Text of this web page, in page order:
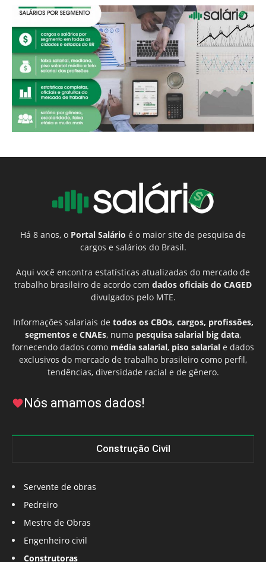
Há 8 anos, o Portal Salário é o maior site de pesquisa de
cargos e salários do Brasil.
Aqui você encontra estatísticas atualizadas do mercado de
trabalho brasileiro de acordo com dados oficiais do CAGED
divulgados pelo MTE.
Informações salariais de todos os CBOs, cargos, profissões,
segmentos e CNAEs, numa pesquisa salarial big data,
fornecendo dados como média salarial, piso salarial e dados
exclusivos do mercado de trabalho brasileiro como perfil,
tendências, diversidade racial e de gênero.
Nós amamos dados!
Construção Civil
Servente de obras
Pedreiro
Mestre de Obras
Engenheiro civil
Construtoras